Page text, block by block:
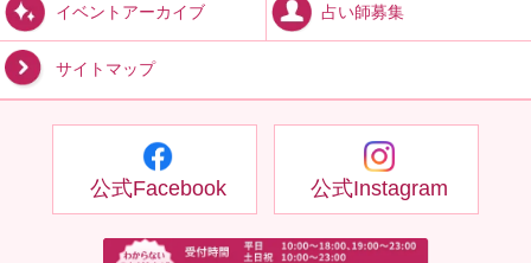
イベントアーカイブ 占い師募集
サイトマップ
公式Facebook 公式Instagram